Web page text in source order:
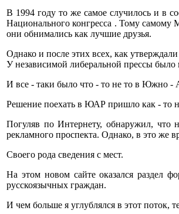
В 1994 году то же самое случилось и в
Национального конгресса . Тому самому
они обнимались как лучшие друзья.
Однако и после этих всех, как
У независимой либеральной прессы было
И все - таки было что - то не то в Южно -
Решение поехать в ЮАР пришло как - то
Погуляв по Интернету, обнаружил, что
рекламного проспекта. Однако, в это же
Своего рода сведения с мест.
На этом новом сайте оказался раздел
русскоязычных граждан.
И чем больше я углублялся в этот поток,